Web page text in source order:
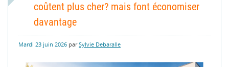
coûtent plus cher? mais font économiser
davantage
Mardi 23 juin 2026 parSylvie Debaralle